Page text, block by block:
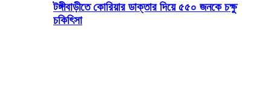
টঙ্গীবাড়ীতে কোরিয়ার ডাক্তার দিয়ে ৫৫০ জনকে চক্ষু
চকিৎিসা